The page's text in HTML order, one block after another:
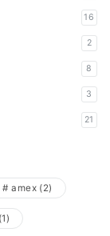
16
2
8
3
21
amex(2)
(1)